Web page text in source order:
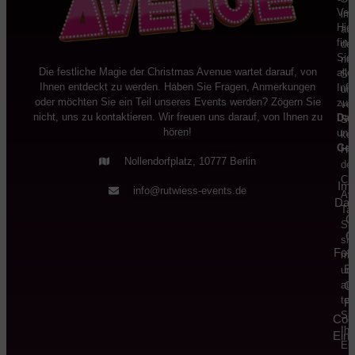
Die festliche Magie der Christmas Avenue wartet darauf, von
Ihnen entdeckt zu werden. Haben Sie Fragen, Anmerkungen
oder möchten Sie ein Teil unseres Events werden? Zögern Sie
nicht, uns zu kontaktieren. Wir freuen uns darauf, von Ihnen zu
hören!
Nollendorfplatz, 10777 Berlin
info@rutwiess-events.de
Hier
Sie
alle
zu
und
auf
Sie
der
Sie
mit
Sie